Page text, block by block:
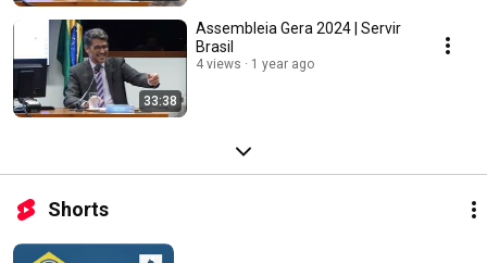
33:38
Assembleia Gera 2024 | Servir
Brasil
4 views 1 year ago
Shorts